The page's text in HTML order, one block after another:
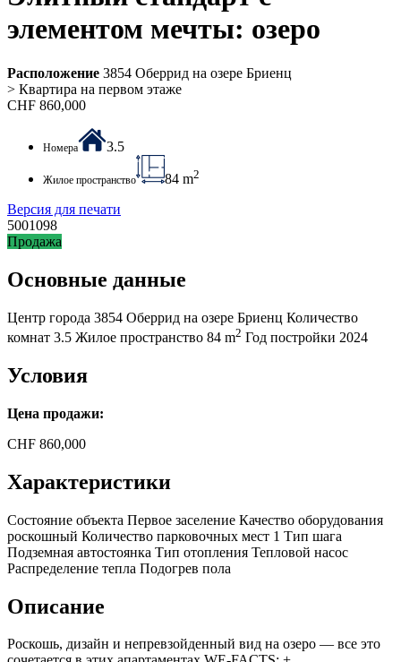
элементом мечты: озеро
Расположение 3854 Оберрид на озере Бриенц
> Квартира на первом этаже
CHF 860,000
Номера 3.5
Жилое пространство 84 m2
Версия для печати
5001098
Продажа
Основные данные
Центр города 3854 Оберрид на озере Бриенц Количество
комнат 3.5 Жилое пространство 84 m2 Год постройки 2024
Условия
Цена продажи:
CHF 860,000
Характеристики
Состояние объекта Первое заселение Качество оборудования
роскошный Количество парковочных мест 1 Тип шага
Подземная автостоянка Тип отопления Тепловой насос
Распределение тепла Подогрев пола
Описание
Роскошь, дизайн и непревзойденный вид на озеро — все это